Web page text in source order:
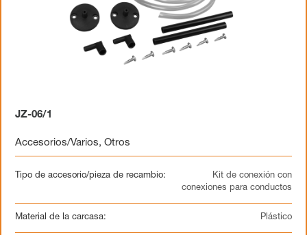
JZ-06/1
Accesorios/Varios, Otros
Tipo de accesorio/pieza de recambio:
Kit de conexión con
conexiones para conductos
Material de la carcasa: Plástico